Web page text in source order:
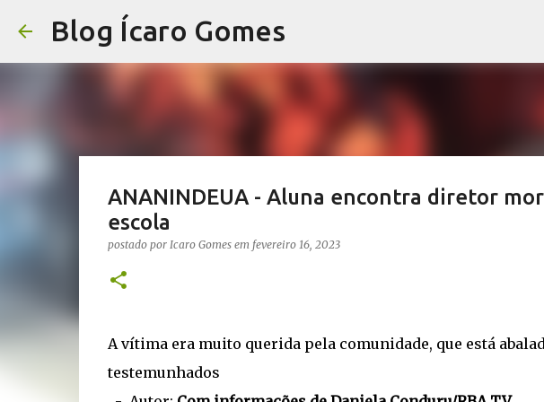
Blog Ícaro Gomes
ANANINDEUA - Aluna encontra diretor
escola
postado por Icaro Gomes em fevereiro 16, 2023
A vítima era muito querida pela comunidade, que está
testemunhados